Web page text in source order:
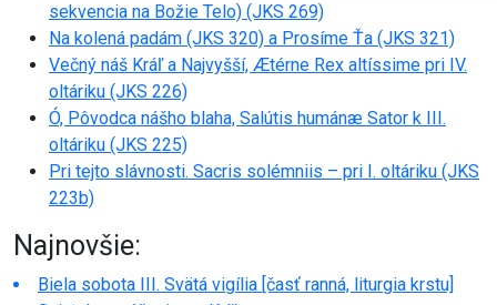
sekvencia na Božie Telo) (JKS 269)
Na kolená padám (JKS 320) a Prosíme Ťa (JKS 321)
Večný náš Kráľ a Najvyšší, Ætérne Rex altíssime pri IV.
oltáriku (JKS 226)
Ó, Pôvodca nášho blaha, Salútis humánæ Sator k III.
oltáriku (JKS 225)
Pri tejto slávnosti. Sacris solémniis – pri I. oltáriku (JKS
223b)
Najnovšie:
Biela sobota III. Svätá vigília [časť ranná, liturgia krstu]